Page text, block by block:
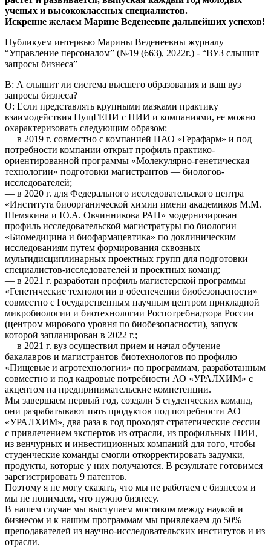
ученых и высококлассных специалистов.
Искренне желаем Марине Веденеевне дальнейших успехов!
Публикуем интервью Марины Веденеевны журналу
“Управление персоналом” (№19 (663), 2022г.) - “ВУЗ слышит
запросы бизнеса”
В: А слышит ли система высшего образования и ваш вуз
запросы бизнеса?
О: Если представлять крупными мазками практику
взаимодействия ПущГЕНИ с НИИ и компаниями, ее можно
охарактеризовать следующим образом:
— в 2019 г. совместно с компанией ПАО «Герафарм» и под
потребности компании открыт профиль практико-
ориентированной программы «Молекулярно-генетическая
технологии» подготовки магистрантов — биологов-
исследователей;
— в 2020 г. для Федерального исследовательского центра
«Института биоорганической химии имени академиков М.М.
Шемякина и Ю.А. Овчинникова РАН» модернизирован
профиль исследовательской магистратуры по биологии
«Биомедицина и биофармацевтика» по доклиническим
исследованиям путем формирования сквозных
мультидисциплинарных проектных групп для подготовки
специалистов-исследователей и проектных команд;
— в 2021 г. разработан профиль магистерской программы
«Генетические технологии в обеспечении биобезопасности»
совместно с Государственным научным центром прикладной
микробиологии и биотехнологии Роспотребнадзора России
(центром мирового уровня по биобезопасности), запуск
которой запланирован в 2022 г.;
— в 2021 г. вуз осуществил прием и начал обучение
бакалавров и магистрантов биотехнологов по профилю
«Пищевые и агротехнологии» по программам, разработанным
совместно и под кадровые потребности АО «УРАЛХИМ» с
акцентом на предпринимательские компетенции.
Мы завершаем первый год, создали 5 студенческих команд,
они разрабатывают пять продуктов под потребности АО
«УРАЛХИМ», два раза в год проходят стратегические сессии
с привлечением экспертов из отрасли, из профильных НИИ,
из венчурных и инвестиционных компаний для того, чтобы
студенческие команды смогли откорректировать задумки,
продукты, которые у них получаются. В результате готовимся
зарегистрировать 9 патентов.
Поэтому я не могу сказать, что мы не работаем с бизнесом и
мы не понимаем, что нужно бизнесу.
В нашем случае мы выступаем мостиком между наукой и
бизнесом и к нашим программам мы привлекаем до 50%
преподавателей из научно-исследовательских институтов и из
отрасли.